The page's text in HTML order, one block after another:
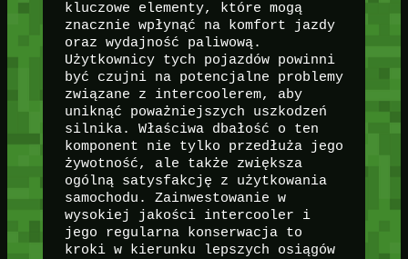
kluczowe elementy, które mogą
znacznie wpłynąć na komfort jazdy
oraz wydajność paliwową.
Użytkownicy tych pojazdów powinni
być czujni na potencjalne problemy
związane z intercoolerem, aby
uniknąć poważniejszych uszkodzeń
silnika. Właściwa dbałość o ten
komponent nie tylko przedłuża jego
żywotność, ale także zwiększa
ogólną satysfakcję z użytkowania
samochodu. Zainwestowanie w
wysokiej jakości intercooler i
jego regularna konserwacja to
kroki w kierunku lepszych osiągów